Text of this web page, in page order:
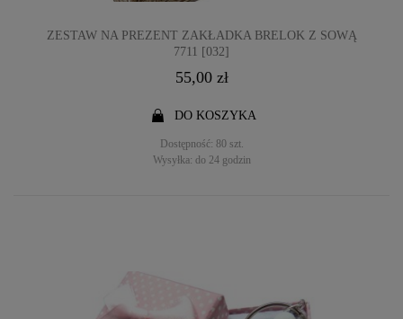
ZESTAW NA PREZENT ZAKŁADKA BRELOK Z SOWĄ
7711 [032]
55,00 zł
DO KOSZYKA
Dostępność: 80 szt.
Wysyłka: do 24 godzin